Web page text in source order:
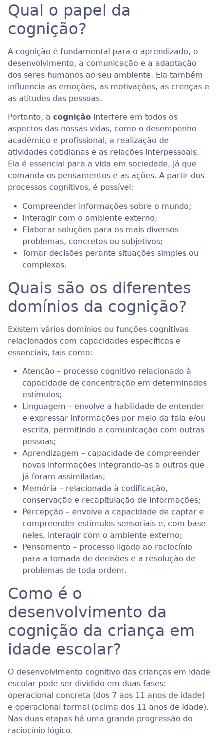
Qual o papel da
cognição?
A cognição é fundamental para o aprendizado, o
desenvolvimento, a comunicação e a adaptação
dos seres humanos ao seu ambiente. Ela também
influencia as emoções, as motivações, as crenças e
as atitudes das pessoas.
Portanto, a cognição interfere em todos os
aspectos das nossas vidas, como o desempenho
acadêmico e profissional, a realização de
atividades cotidianas e as relações interpessoais.
Ela é essencial para a vida em sociedade, já que
comanda os pensamentos e as ações. A partir dos
processos cognitivos, é possível:
Compreender informações sobre o mundo;
Interagir com o ambiente externo;
Elaborar soluções para os mais diversos
problemas, concretos ou subjetivos;
Tomar decisões perante situações simples ou
complexas.
Quais são os diferentes
domínios da cognição?
Existem vários domínios ou funções cognitivas
relacionados com capacidades específicas e
essenciais, tais como:
Atenção – processo cognitivo relacionado à
capacidade de concentração em determinados
estímulos;
Linguagem – envolve a habilidade de entender
e expressar informações por meio da fala e/ou
escrita, permitindo a comunicação com outras
pessoas;
Aprendizagem – capacidade de compreender
novas informações integrando-as a outras que
já foram assimiladas;
Memória – relacionada à codificação,
conservação e recapitulação de informações;
Percepção – envolve a capacidade de captar e
compreender estímulos sensoriais e, com base
neles, interagir com o ambiente externo;
Pensamento – processo ligado ao raciocínio
para a tomada de decisões e a resolução de
problemas de toda ordem.
Como é o
desenvolvimento da
cognição da criança em
idade escolar?
O desenvolvimento cognitivo das crianças em idade
escolar pode ser dividido em duas fases:
operacional concreta (dos 7 aos 11 anos de idade)
e operacional formal (acima dos 11 anos de idade).
Nas duas etapas há uma grande progressão do
raciocínio lógico.